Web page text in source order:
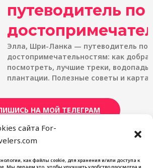
сайта For-
как файлы cookie, для хранения и/или доступа к
путеводитель по
Элла, Шри-Ланка — путеводитель по
достопримечательностям: как
посмотреть, лучшие треки,
плантации. Полезные советы и карта.
НА МОЙ ТЕЛЕГРАМ
For Travelers